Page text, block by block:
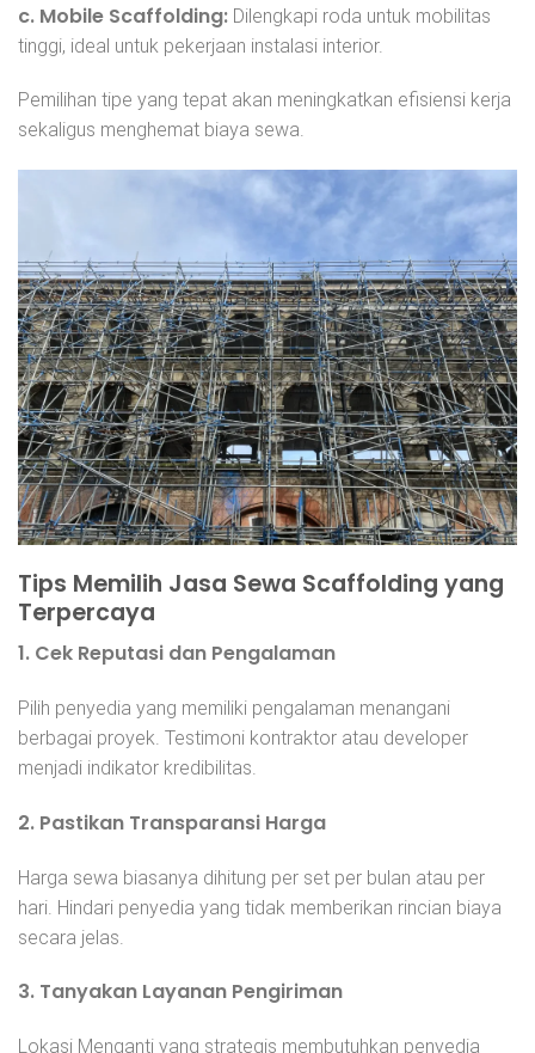
c. Mobile Scaffolding: Dilengkapi roda untuk mobilitas
tinggi, ideal untuk pekerjaan instalasi interior.
Pemilihan tipe yang tepat akan meningkatkan efisiensi kerja
sekaligus menghemat biaya sewa.
Tips Memilih Jasa Sewa Scaffolding yang
Terpercaya
1. Cek Reputasi dan Pengalaman
Pilih penyedia yang memiliki pengalaman menangani
berbagai proyek. Testimoni kontraktor atau developer
menjadi indikator kredibilitas.
2. Pastikan Transparansi Harga
Harga sewa biasanya dihitung per set per bulan atau per
hari. Hindari penyedia yang tidak memberikan rincian biaya
secara jelas.
3. Tanyakan Layanan Pengiriman
Lokasi Menganti yang strategis membutuhkan penyedia